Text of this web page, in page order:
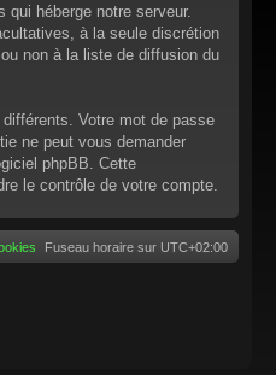
héberge notre serveur.
à la seule discrétion
non à la liste de diffusion du
Votre mot de passe
ne peut vous demander
phpBB. Cette
le contrôle de votre compte.
Fuseau horaire sur UTC+02:00